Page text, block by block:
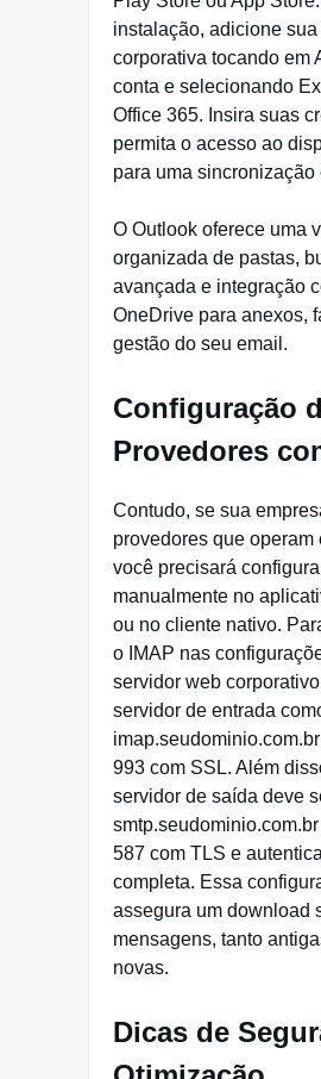
instalação, adicione sua
corporativa tocando em
conta e selecionando
Office 365. Insira suas
permita o acesso ao
para uma sincronização
O Outlook oferece uma
organizada de pastas,
avançada e integração
OneDrive para anexos,
gestão do seu email.
Configuração
Provedores
Contudo, se sua
provedores que operam
você precisará
manualmente no
ou no cliente nativo.
o IMAP nas
servidor web
servidor de entrada
993 com SSL. Além
servidor de saída deve
587 com TLS e
completa. Essa
assegura um download
mensagens, tanto
novas.
Dicas de